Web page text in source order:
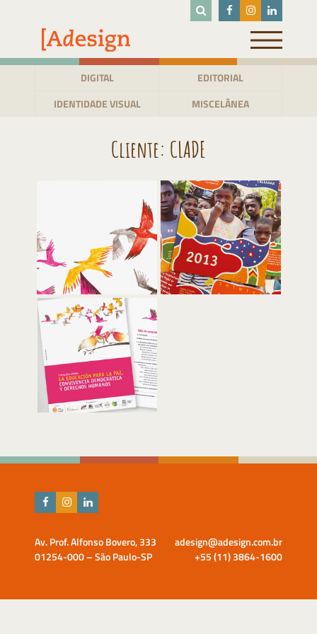
conteúdo
DIGITAL
EDITORIAL
IDENTIDADE VISUAL
MISCELÂNEA
Cliente: CLADE
Av. Prof. Alfonso Bovero, 333
01254-000 – São Paulo-SP
adesign@adesign.com.br
+55 (11) 3864-1600